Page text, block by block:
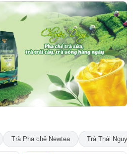
Trà Pha chế Newtea Trà Thái